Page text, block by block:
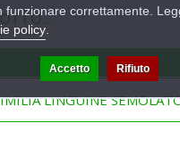
LINGUINE
funzionare correttamente.
policy
Accetto Rifiuto